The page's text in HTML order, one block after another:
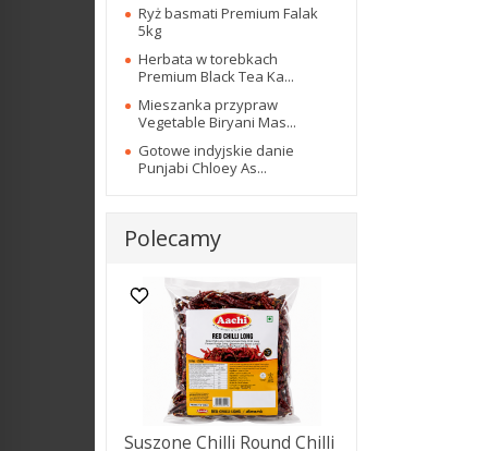
Ryż basmati Premium Falak
5kg
Herbata w torebkach
Premium Black Tea Ka...
Mieszanka przypraw
Vegetable Biryani Mas...
Gotowe indyjskie danie
Punjabi Chloey As...
Polecamy
Suszone Chilli Round Chilli